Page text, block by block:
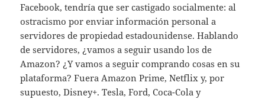
Facebook, tendría que ser castigado socialmente: al
ostracismo por enviar información personal a
servidores de propiedad estadounidense. Hablando
de servidores, ¿vamos a seguir usando los de
Amazon? ¿Y vamos a seguir comprando cosas en su
plataforma? Fuera Amazon Prime, Netflix y, por
supuesto, Disney+. Tesla, Ford, Coca-Cola y